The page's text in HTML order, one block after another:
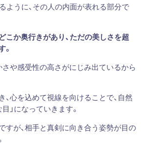
ように、その人の内面が表れる部分で
こか奥行きがあり、ただの美しさを超
。
さや感受性の高さがにじみ出ているから
心を込めて視線を向けることで、自然
」になっていきます。
すが、相手と真剣に向き合う姿勢が目の